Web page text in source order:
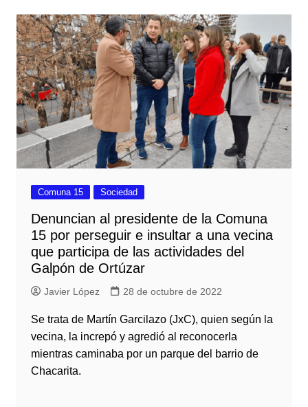
Comuna 15 Sociedad
Denuncian al presidente de la Comuna
15 por perseguir e insultar a una vecina
que participa de las actividades del
Galpón de Ortúzar
Javier López 28 de octubre de 2022
Se trata de Martín Garcilazo (JxC), quien según la
vecina, la increpó y agredió al reconocerla
mientras caminaba por un parque del barrio de
Chacarita.